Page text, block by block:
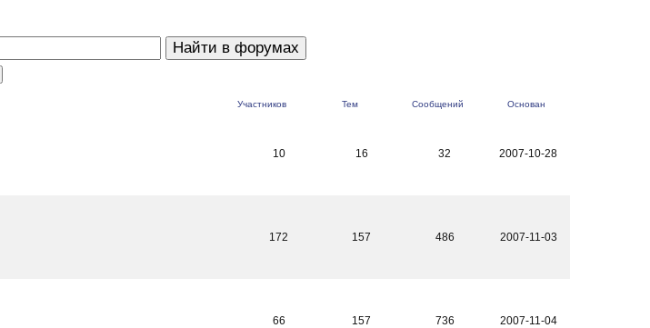
Участников Тем Сообщений Основан
10
16 32 2007-10-28
172
157 486 2007-11-03
66
157 736 2007-11-04